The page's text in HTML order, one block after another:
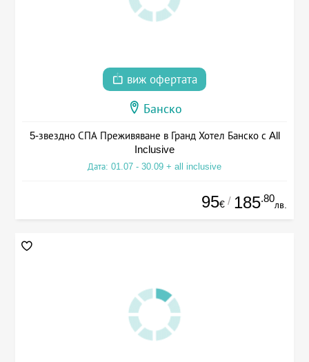
виж офертата
Банско
5-звездно СПА Преживяване в Гранд Хотел Банско с All
Inclusive
Дата: 01.07 - 30.09 + all inclusive
95€ / 185.80
лв.